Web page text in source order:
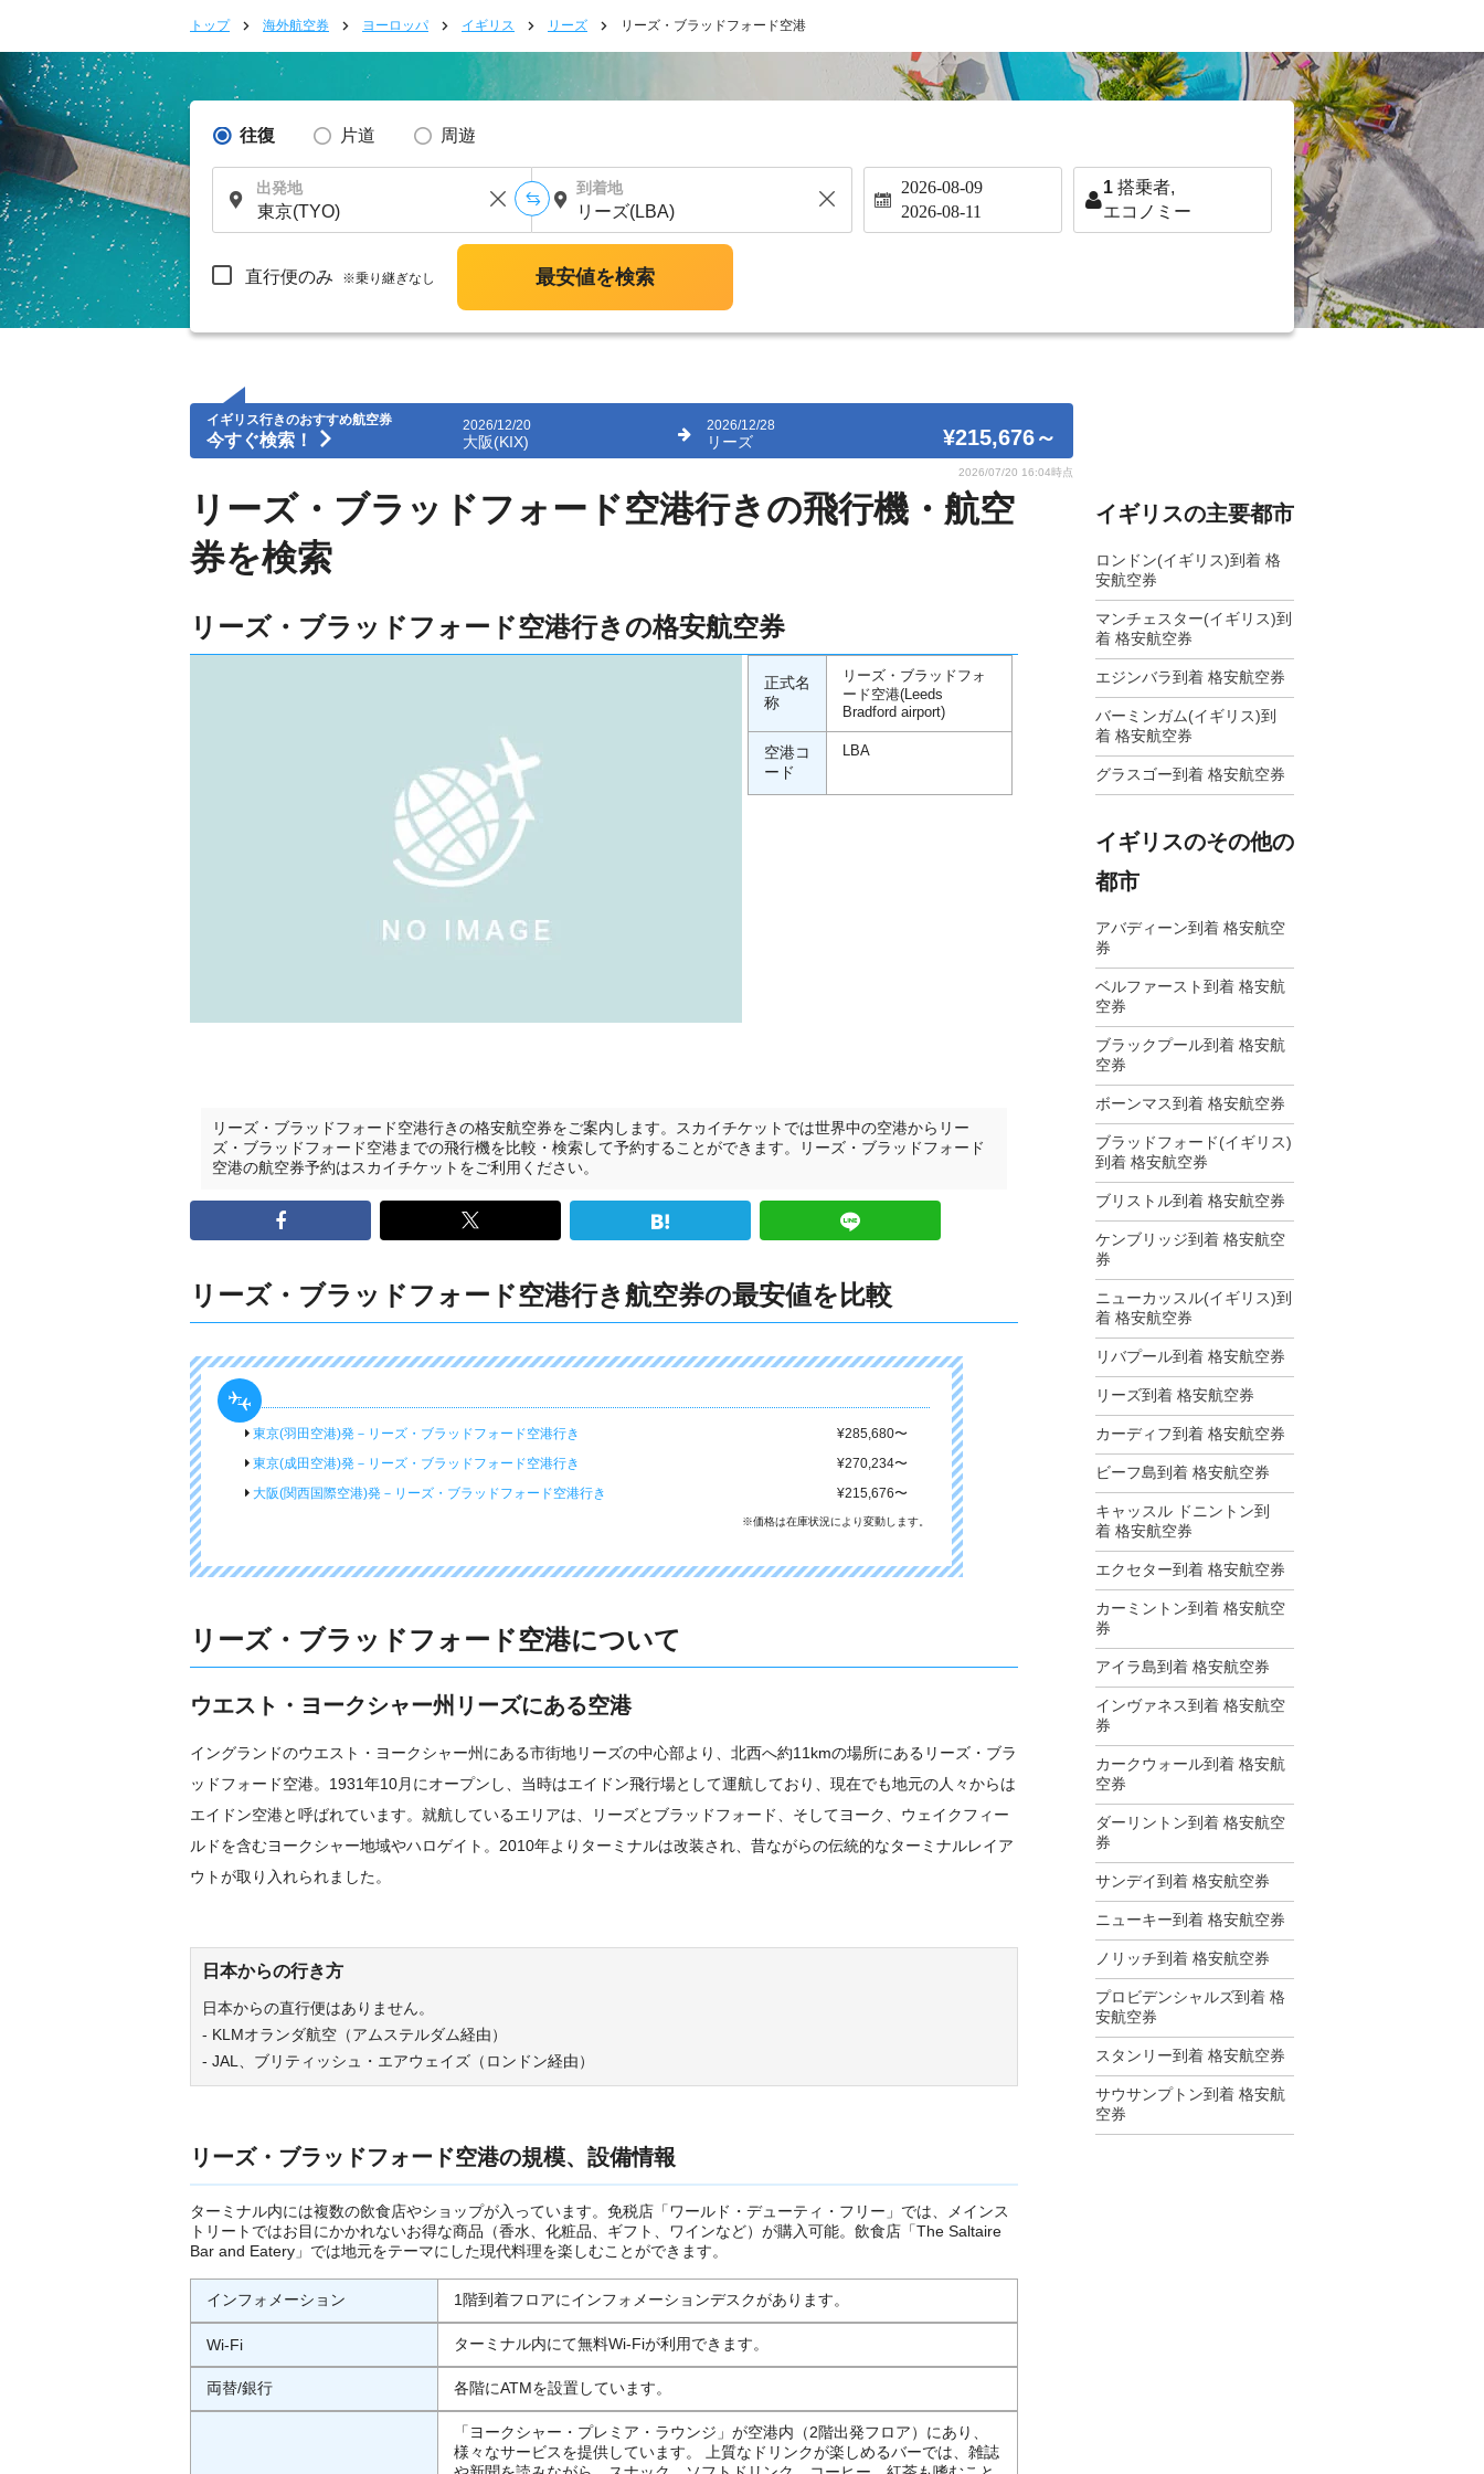
トップ 海外航空券 ヨーロッパ イギリス リーズ リーズ・ブラッドフォード空港
往復 片道 周遊
出発地 到着地 2026-08-09
2026-08-11
1 搭乗者,
エコノミー
直行便のみ ※乗り継ぎなし 最安値を検索
イギリス行きのおすすめ航空券
今すぐ検索！
2026/12/20
大阪(KIX)
2026/12/28
リーズ ¥215,676～
2026/07/20 16:04時点
リーズ・ブラッドフォード空港行きの飛行機・航空
券を検索
リーズ・ブラッドフォード空港行きの格安航空券
正式名
称
リーズ・ブラッドフォ
ード空港(Leeds
Bradford airport)
空港コ
ード
LBA
リーズ・ブラッドフォード空港行きの格安航空券をご案内します。スカイチケットでは世界中の空港からリー
ズ・ブラッドフォード空港までの飛行機を比較・検索して予約することができます。リーズ・ブラッドフォード
空港の航空券予約はスカイチケットをご利用ください。
リーズ・ブラッドフォード空港行き航空券の最安値を比較
東京(羽田空港)発－リーズ・ブラッドフォード空港行き ¥285,680〜
東京(成田空港)発－リーズ・ブラッドフォード空港行き
¥270,234〜
大阪(関西国際空港)発－リーズ・ブラッドフォード空港行き
¥215,676〜
※価格は在庫状況により変動します。
リーズ・ブラッドフォード空港について
ウエスト・ヨークシャー州リーズにある空港
イングランドのウエスト・ヨークシャー州にある市街地リーズの中心部より、北西へ約11kmの場所にあるリーズ・ブラ
ッドフォード空港。1931年10月にオープンし、当時はエイドン飛行場として運航しており、現在でも地元の人々からは
エイドン空港と呼ばれています。就航しているエリアは、リーズとブラッドフォード、そしてヨーク、ウェイクフィー
ルドを含むヨークシャー地域やハロゲイト。2010年よりターミナルは改装され、昔ながらの伝統的なターミナルレイア
ウトが取り入れられました。
日本からの行き方
日本からの直行便はありません。
- KLMオランダ航空（アムステルダム経由）
- JAL、ブリティッシュ・エアウェイズ（ロンドン経由）
リーズ・ブラッドフォード空港の規模、設備情報
ターミナル内には複数の飲食店やショップが入っています。免税店「ワールド・デューティ・フリー」では、メインス
トリートではお目にかかれないお得な商品（香水、化粧品、ギフト、ワインなど）が購入可能。飲食店「The Saltaire
Bar and Eatery」では地元をテーマにした現代料理を楽しむことができます。
インフォメーション 1階到着フロアにインフォメーションデスクがあります。
Wi-Fi ターミナル内にて無料Wi-Fiが利用できます。
両替/銀行 各階にATMを設置しています。
「ヨークシャー・プレミア・ラウンジ」が空港内（2階出発フロア）にあり、
様々なサービスを提供しています。 上質なドリンクが楽しめるバーでは、雑誌
イギリスの主要都市
ロンドン(イギリス)到着 格
安航空券
マンチェスター(イギリス)到
着 格安航空券
エジンバラ到着 格安航空券
バーミンガム(イギリス)到
着 格安航空券
グラスゴー到着 格安航空券
イギリスのその他の
都市
アバディーン到着 格安航空
券
ベルファースト到着 格安航
空券
ブラックプール到着 格安航
空券
ボーンマス到着 格安航空券
ブラッドフォード(イギリス)
到着 格安航空券
ブリストル到着 格安航空券
ケンブリッジ到着 格安航空
券
ニューカッスル(イギリス)到
着 格安航空券
リバプール到着 格安航空券
リーズ到着 格安航空券
カーディフ到着 格安航空券
ビーフ島到着 格安航空券
キャッスル ドニントン到
着 格安航空券
エクセター到着 格安航空券
カーミントン到着 格安航空
券
アイラ島到着 格安航空券
インヴァネス到着 格安航空
券
カークウォール到着 格安航
空券
ダーリントン到着 格安航空
券
サンデイ到着 格安航空券
ニューキー到着 格安航空券
ノリッチ到着 格安航空券
プロビデンシャルズ到着 格
安航空券
スタンリー到着 格安航空券
サウサンプトン到着 格安航
空券